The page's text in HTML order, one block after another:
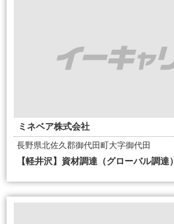
ミネベア株式会社
長野県北佐久郡御代田町大字御代田
【軽井沢】資材調達（グローバル調達）